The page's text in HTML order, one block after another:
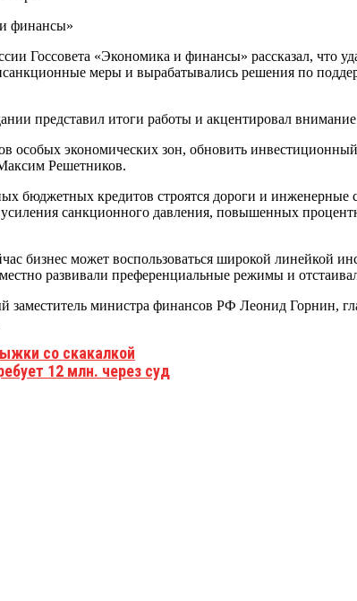
Госсовета «Экономика и финансы» рассказал, что
меры и вырабатывались решения по
представил итоги работы и акцентировал
особых экономических зон, обновить
Решетников.
бюджетных кредитов строятся дороги и
санкционного давления, повышенных
бизнес может воспользоваться широкой линейкой
развивали преференциальные режимы и
министра финансов РФ Леонид Горнин,
со скакалкой
12 млн. через суд